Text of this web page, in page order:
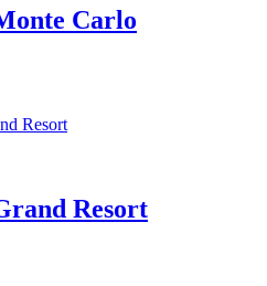
Carlo
Resort